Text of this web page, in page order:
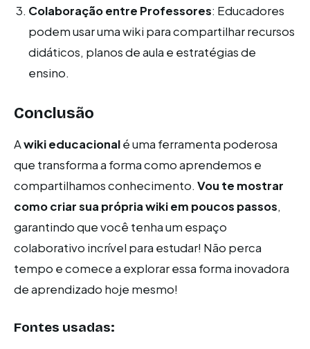
Colaboração entre Professores: Educadores
podem usar uma wiki para compartilhar recursos
didáticos, planos de aula e estratégias de
ensino.
Conclusão
Awiki educacionalé uma ferramenta poderosa
que transforma a forma como aprendemos e
compartilhamos conhecimento. Vou te mostrar
como criar sua própria wiki em poucos passos,
garantindo que você tenha um espaço
colaborativo incrível para estudar! Não perca
tempo e comece a explorar essa forma inovadora
de aprendizado hoje mesmo!
Fontes usadas: